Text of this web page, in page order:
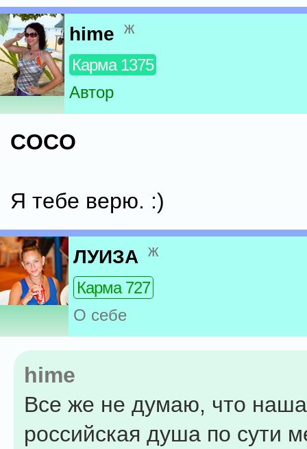
hime ж
Карма 1375
Автор
COCO
Я тебе верю. :)
ЛУИЗА ж
Карма 727
О себе
hime
Все же не думаю, что наша
российская душа по сути